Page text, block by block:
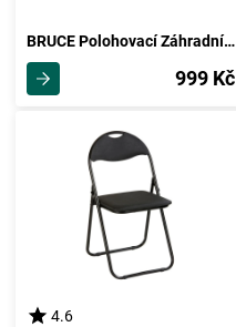
BRUCE Polohovací Záhradní Židle
999 Kč
4.6